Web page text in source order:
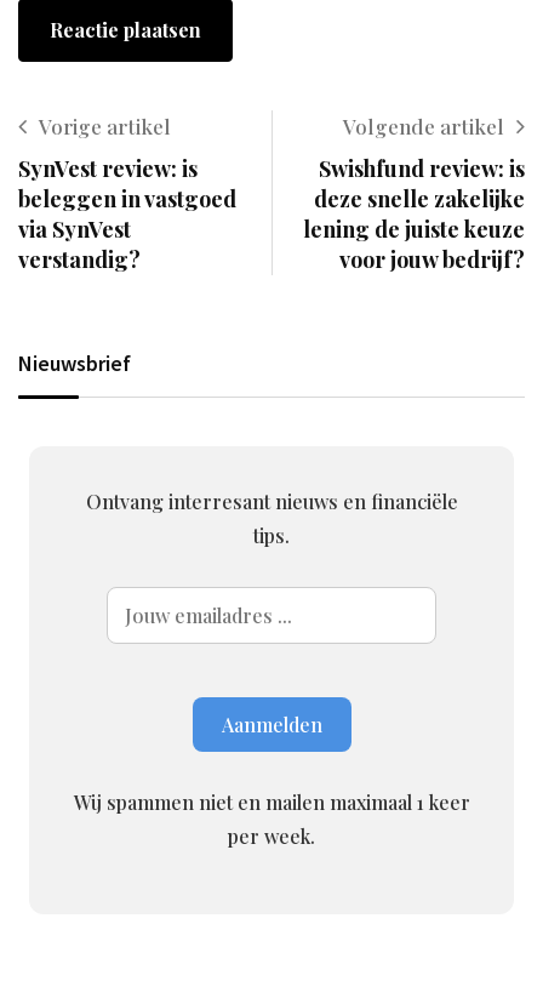
Vorige artikel
SynVest review: is
beleggen in vastgoed
via SynVest
verstandig?
Volgende artikel
Swishfund review: is
deze snelle zakelijke
lening de juiste keuze
voor jouw bedrijf?
Nieuwsbrief
Ontvang interresant nieuws en financiële
tips.
Wij spammen niet en mailen maximaal 1 keer
per week.